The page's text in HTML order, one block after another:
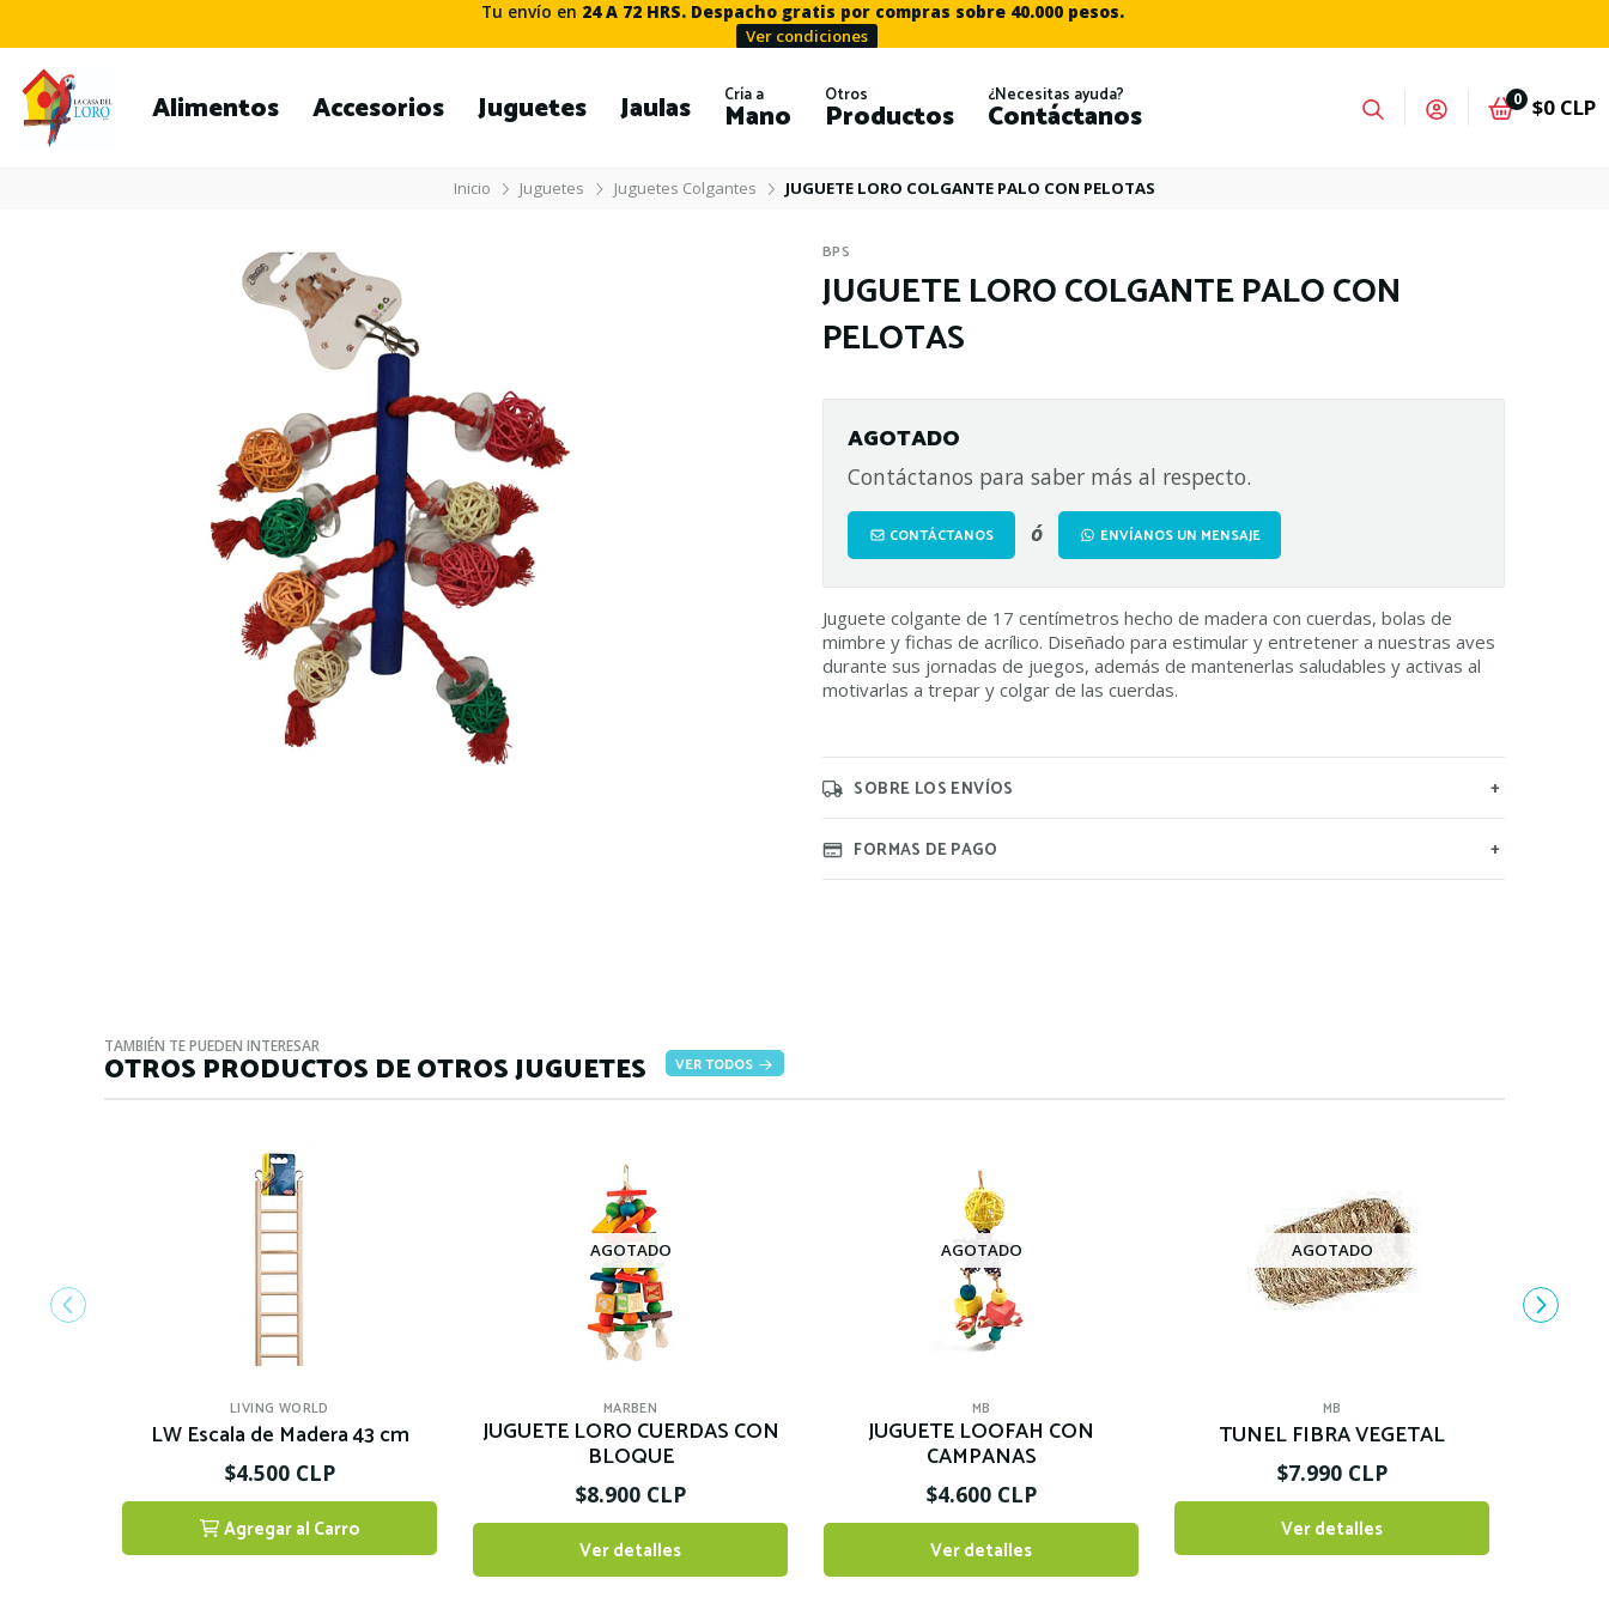
Alimentos Accesorios Juguetes Jaulas Cría a
Mano
Otros
Productos
¿Necesitas ayuda?
Contáctanos 0 $0 CLP
Tu envío en 24 A 72 HRS. Despacho gratis por compras sobre 40.000 pesos.
Ver condiciones
Inicio Juguetes Juguetes Colgantes JUGUETE LORO COLGANTE PALO CON PELOTAS
BPS
JUGUETE LORO COLGANTE PALO CON
PELOTAS
AGOTADO
Contáctanos para saber más al respecto.
CONTÁCTANOS ó ENVÍANOS UN MENSAJE
Juguete colgante de 17 centímetros hecho de madera con cuerdas, bolas de
mimbre y fichas de acrílico. Diseñado para estimular y entretener a nuestras aves
durante sus jornadas de juegos, además de mantenerlas saludables y activas al
motivarlas a trepar y colgar de las cuerdas.
SOBRE LOS ENVÍOS
FORMAS DE PAGO
TAMBIÉN TE PUEDEN INTERESAR
OTROS PRODUCTOS DE OTROS JUGUETES VER TODOS
LIVING WORLD
LW Escala de Madera 43 cm
$4.500 CLP
Agregar al Carro
AGOTADO
MARBEN
JUGUETE LORO CUERDAS CON
BLOQUE
$8.900 CLP
Ver detalles
AGOTADO
MB
JUGUETE LOOFAH CON
CAMPANAS
$4.600 CLP
Ver detalles
AGOTADO
MB
TUNEL FIBRA VEGETAL
$7.990 CLP
Ver detalles